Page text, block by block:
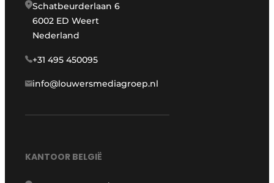
Schatbeurderlaan 6
6002 ED Weert
Nederland
+31 495 450095
info@louwersmediagroep.nl
KANTOOR BELGIË